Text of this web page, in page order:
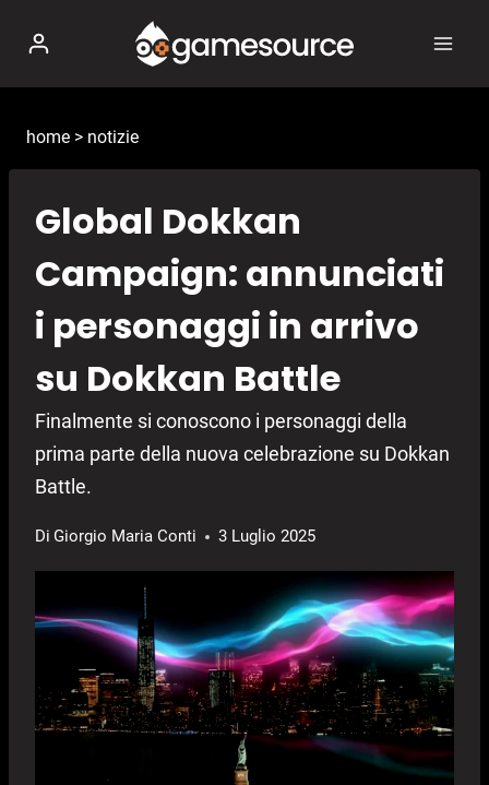
contenuto
home > notizie
Global Dokkan
Campaign: annunciati
i personaggi in arrivo
su Dokkan Battle
Finalmente si conoscono i personaggi della
prima parte della nuova celebrazione su Dokkan
Battle.
Di Giorgio Maria Conti 3 Luglio 2025